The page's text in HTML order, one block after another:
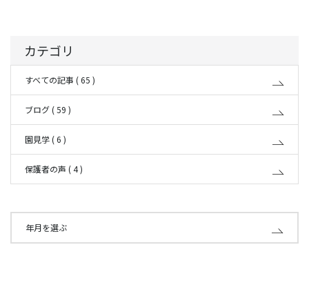
カテゴリ
すべての記事 ( 65 )
ブログ ( 59 )
園見学 ( 6 )
保護者の声 ( 4 )
年月を選ぶ